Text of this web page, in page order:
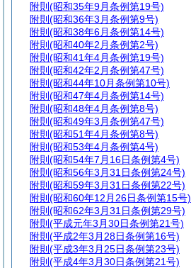
附則 (昭和35年9月条例第19号)
附則 (昭和36年3月条例第9号)
附則 (昭和38年6月条例第14号)
附則 (昭和40年2月条例第2号)
附則 (昭和41年4月条例第19号)
附則 (昭和42年2月条例第47号)
附則 (昭和44年10月条例第10号)
附則 (昭和47年4月条例第14号)
附則 (昭和48年4月条例第8号)
附則 (昭和49年3月条例第47号)
附則 (昭和51年4月条例第8号)
附則 (昭和53年4月条例第4号)
附則 (昭和54年7月16日条例第4号)
附則 (昭和56年3月31日条例第24号)
附則 (昭和59年3月31日条例第22号)
附則 (昭和60年12月26日条例第15号)
附則 (昭和62年3月31日条例第29号)
附則 (平成元年3月30日条例第21号)
附則 (平成2年3月28日条例第16号)
附則 (平成3年3月25日条例第23号)
附則 (平成4年3月30日条例第21号)